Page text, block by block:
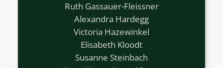
Ruth Gassauer-Fleissner
Alexandra Hardegg
Victoria Hazewinkel
Elisabeth Kloodt
Susanne Steinbach